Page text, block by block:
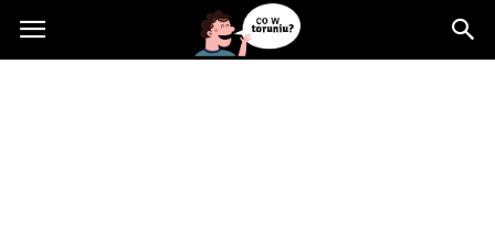
Cowtoruniu.pl